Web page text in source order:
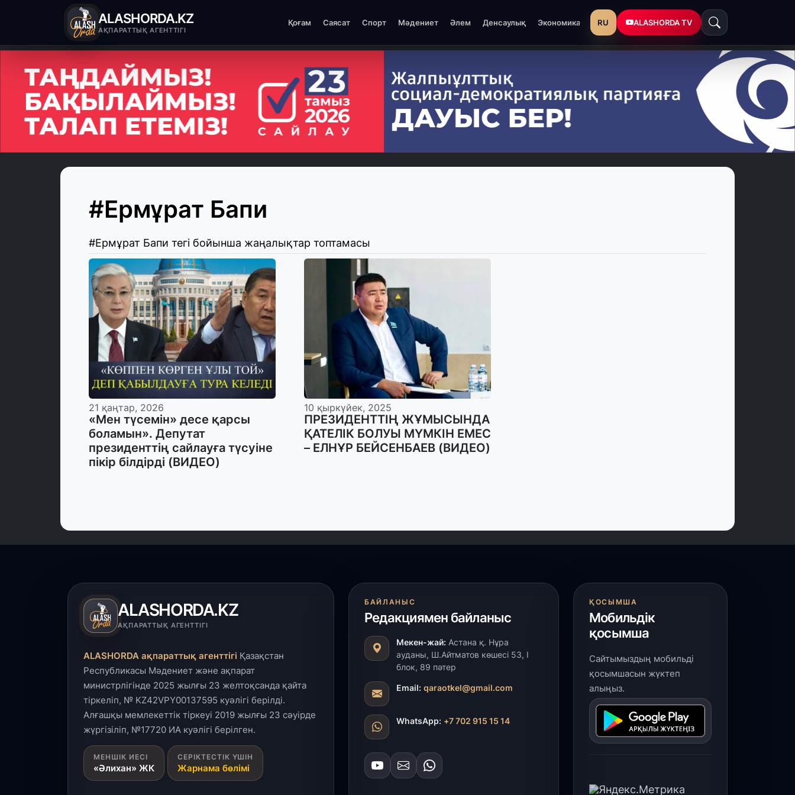
ALASHORDA.KZ
АҚПАРАТТЫҚ АГЕНТТІГІ
Қоғам Саясат Спорт Мәдениет Әлем Денсаулық Экономика RU ALASHORDA TV
#Ермұрат Бапи
#Ермұрат Бапи тегі бойынша жаңалықтар топтамасы
21 қаңтар, 2026
«Мен түсемін» десе қарсы
боламын». Депутат
президенттің сайлауға түсуіне
пікір білдірді (ВИДЕО)
10 қыркүйек, 2025
ПРЕЗИДЕНТТІҢ ЖҰМЫСЫНДА
ҚАТЕЛІК БОЛУЫ МҮМКІН ЕМЕС
– ЕЛНҰР БЕЙСЕНБАЕВ (ВИДЕО)
ALASHORDA.KZ
АҚПАРАТТЫҚ АГЕНТТІГІ
ALASHORDA ақпараттық агенттігі Қазақстан
Республикасы Мәдениет және ақпарат
министрлігінде 2025 жылғы 23 желтоқсанда қайта
тіркеліп, № KZ42VPY00137595 куәлігі берілді.
Алғашқы мемлекеттік тіркеуі 2019 жылғы 23 сәуірде
жүргізіліп, №17720 ИА куәлігі берілген.
МЕНШІК ИЕСІ
«Әлихан» ЖК
СЕРІКТЕСТІК ҮШІН
Жарнама бөлімі
БАЙЛАНЫС
Редакциямен байланыс
Мекен-жай: Астана қ. Нұра
ауданы, Ш.Айтматов көшесі 53, І
блок, 89 пәтер
Email: qaraotkel@gmail.com
WhatsApp: +7 702 915 15 14
ҚОСЫМША
Мобильдік
қосымша
Сайтымыздың мобильді
қосымшасын жүктеп
алыңыз.